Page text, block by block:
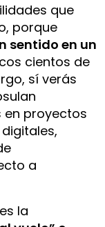
que
porque
sentido en un
cientos de
sí verás
en proyectos
a
la